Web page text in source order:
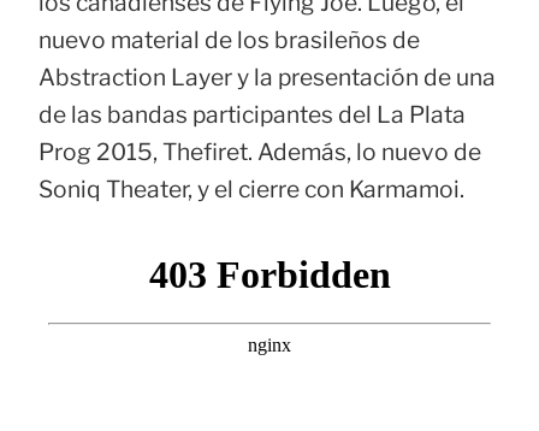
nuevo material de los brasileños de
Abstraction Layer y la presentación de una
de las bandas participantes del La Plata
Prog 2015, Thefiret. Además, lo nuevo de
Soniq Theater, y el cierre con Karmamoi.